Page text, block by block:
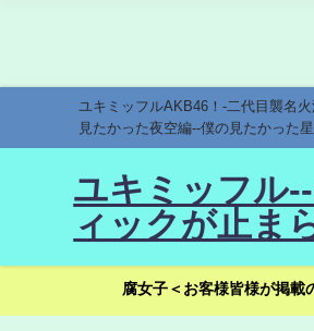
ユキミッフルAKB46！-二代目襲名
見たかった夜空編--僕の見たかった
ユキミッフル
ィックが止ま
腐女子＜お客様皆様が掲載